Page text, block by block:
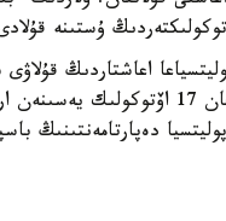
ۇستىنە
اعاشتاردىڭ قۇلاۋى
كولىكتەرى زاقىمدانعان 17
دەپارتامەنتىنىڭ